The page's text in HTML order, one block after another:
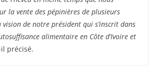
la vente des pépinières de plusieurs
vision de notre président qui s’inscrit dans
alimentaire en Côte d’Ivoire et
précisé.